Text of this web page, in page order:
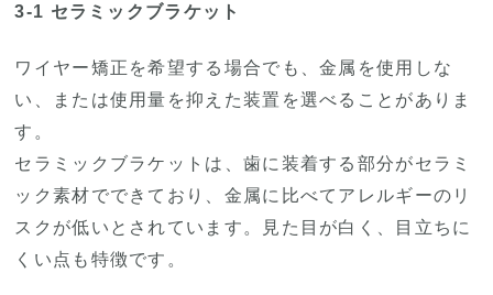
3-1 セラミックブラケット
ワイヤー矯正を希望する場合でも、金属を使用しな
い、または使用量を抑えた装置を選べることがありま
す。
セラミックブラケットは、歯に装着する部分がセラミ
ック素材でできており、金属に比べてアレルギーのリ
スクが低いとされています。見た目が白く、目立ちに
くい点も特徴です。